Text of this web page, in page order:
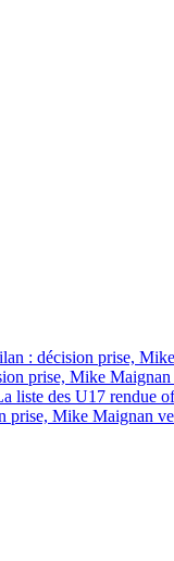
: décision prise,
prise, Mike Maignan
liste des U17 rendue
prise, Mike Maignan